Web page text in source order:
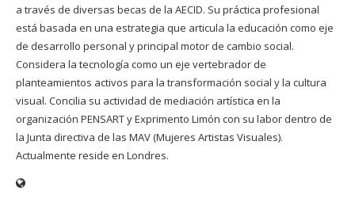
a través de diversas becas de la AECID. Su práctica profesional
está basada en una estrategia que articula la educación como eje
de desarrollo personal y principal motor de cambio social.
Considera la tecnología como un eje vertebrador de
planteamientos activos para la transformación social y la cultura
visual. Concilia su actividad de mediación artística en la
organización PENSART y Exprimento Limón con su labor dentro de
la Junta directiva de las MAV (Mujeres Artistas Visuales).
Actualmente reside en Londres.